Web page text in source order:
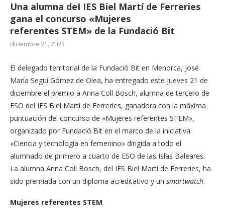
Una alumna deI IES Biel Martí de Ferreries
gana el concurso «Mujeres
referentes STEM» de la Fundació Bit
diciembre 21, 2023
El delegado territorial de la Fundació Bit en Menorca, José
María Seguí Gómez de Olea, ha entregado este jueves 21 de
diciembre el premio a Anna Coll Bosch, alumna de tercero de
ESO del IES Biel Martí de Ferreries, ganadora con la máxima
puntuación del concurso de «Mujeres referentes STEM»,
organizado por Fundació Bit en el marco de la iniciativa
«Ciencia y tecnología en femenino» dirigida a todo el
alumnado de primero a cuarto de ESO de las Islas Baleares.
La alumna Anna Coll Bosch, del IES Biel Martí de Ferreries, ha
sido premiada con un diploma acreditativo y un smartwatch.
Mujeres referentes STEM